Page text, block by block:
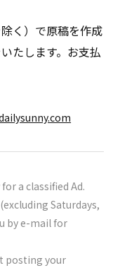
く）で原稿を作成
たします。お支払
a classified Ad.
Saturdays,
by e-mail for
posting your